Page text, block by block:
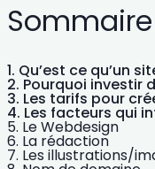
Sommaire
Qu’est ce qu’un
Pourquoi investir
Les tarifs pour
Les facteurs qui
Le Webdesign
La rédaction
Les illustrations/